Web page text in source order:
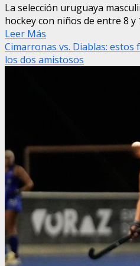
La selección uruguaya
hockey con niños de entre 8 y
Leer Más
Cimarronas vs. Diablas:
los dos amistosos